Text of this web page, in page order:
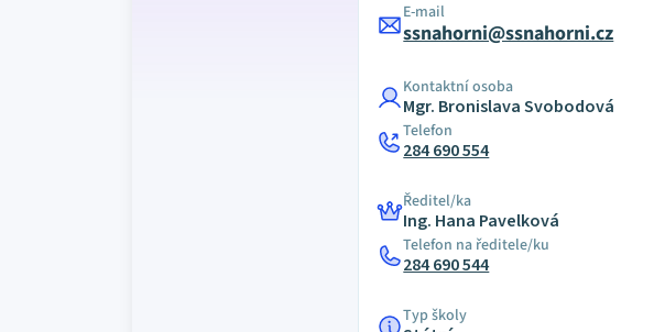
E-mail
ssnahorni@ssnahorni.cz
Kontaktní osoba
Mgr. Bronislava Svobodová
Telefon
284 690 554
Ředitel/ka
Ing. Hana Pavelková
Telefon na ředitele/ku
284 690 544
Typ školy